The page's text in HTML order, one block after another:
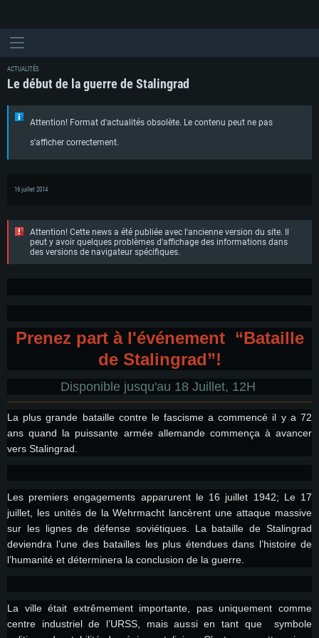
Pour PC
Pour MAC
Pour Linux
ACTUALITÉS
Le début de la guerre de Stalingrad
Attention! Format d'actualités obsolète. Le contenu peut ne pas
s'afficher correctement.
16 juillet 2014
Attention! Cette news a été publiée avec l'ancienne version du site. Il
peut y avoir quelques problèmes d'affichage des informations dans
des versions de navigateur spécifiques.
Prenez part à l'événement “Bataille
de Stalingrad”!
Disponible jusqu'au 18 Juillet, 12H
La plus grande bataille contre le fascisme a commencé il y a 72
ans quand la puissante armée allemande commença à avancer
vers Stalingrad.
Les premiers engagements apparurent le 16 juillet 1942; Le 17
juillet, les unités de la Wehrmacht lancèrent une attaque massive
sur les lignes de défense soviétiques. La bataille de Stalingrad
deviendra l’une des batailles les plus étendues dans l’histoire de
l’humanité et déterminera la conclusion de la guerre.
La ville était extrêmement importante, pas uniquement comme
centre industriel de l’URSS, mais aussi en tant que symbole